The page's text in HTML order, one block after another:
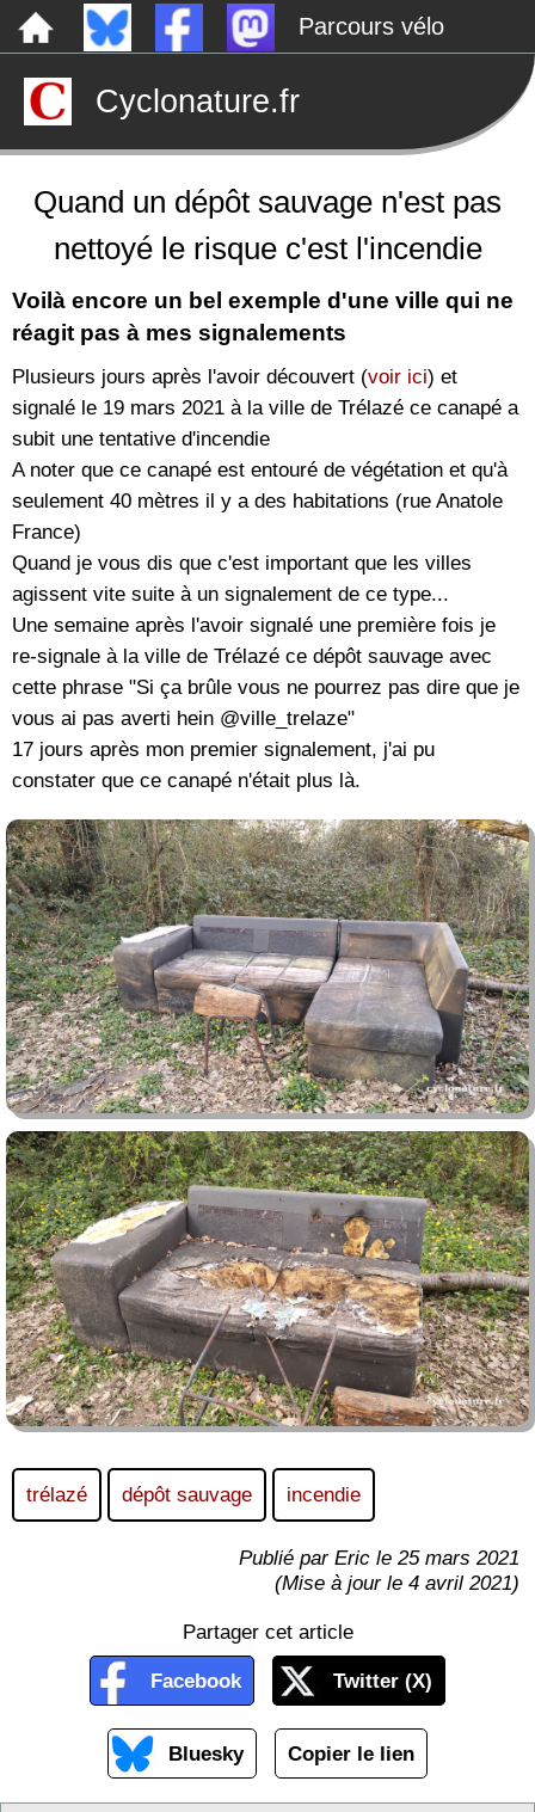
Parcours vélo
Dépôts sauvages
Le canal de Nantes à Brest à vélo
Rechercher
Cyclonature.fr
Quand un dépôt sauvage n'est pas
nettoyé le risque c'est l'incendie
Voilà encore un bel exemple d'une ville qui ne
réagit pas à mes signalements
Plusieurs jours après l'avoir découvert (voir ici) et
signalé le 19 mars 2021 à la ville de Trélazé ce canapé a
subit une tentative d'incendie
A noter que ce canapé est entouré de végétation et qu'à
seulement 40 mètres il y a des habitations (rue Anatole
France)
Quand je vous dis que c'est important que les villes
agissent vite suite à un signalement de ce type...
Une semaine après l'avoir signalé une première fois je
re-signale à la ville de Trélazé ce dépôt sauvage avec
cette phrase "Si ça brûle vous ne pourrez pas dire que je
vous ai pas averti hein @ville_trelaze"
17 jours après mon premier signalement, j'ai pu
constater que ce canapé n'était plus là.
trélazé dépôt sauvage incendie
Publié par Eric le 25 mars 2021
(Mise à jour le 4 avril 2021)
Partager cet article
Facebook Twitter (X)
Bluesky Copier le lien